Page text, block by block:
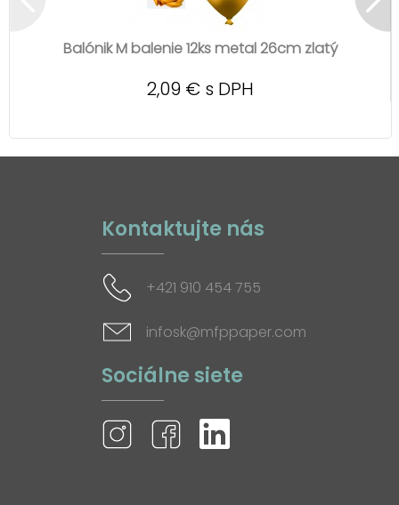
Balónik M balenie 12ks metal 26cm zlatý
2,09 € s DPH
Kontaktujte nás
+421 910 454 755
infosk@mfppaper.com
Sociálne siete